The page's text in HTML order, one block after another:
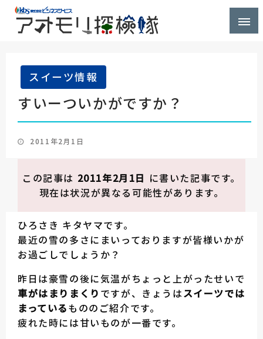
スイーツ情報
すいーついかがですか？
投
日:
2011年2月1日
この記事は 2011年2月1日 に書いた記事です。
現在は状況が異なる可能性があります。
ひろさき キタヤマです。
最近の雪の多さにまいっておりますが皆様いかが
お過ごしでしょうか？
昨日は豪雪の後に気温がちょっと上がったせいで
車がはまりまくり ですが、きょうはスイーツでは
まっているもののご紹介です。
疲れた時には甘いものが一番です。